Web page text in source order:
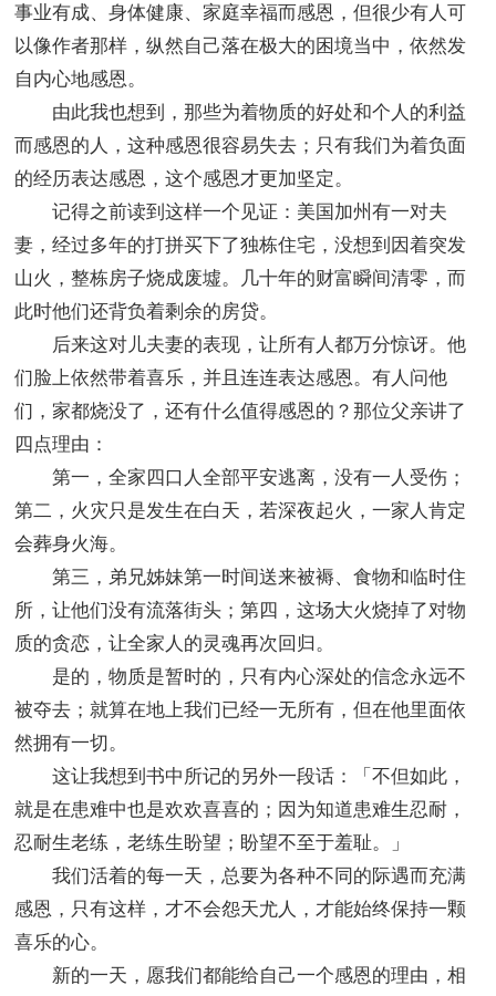
事业有成、身体健康、家庭幸福而感恩，但很少有人可
以像作者那样，纵然自己落在极大的困境当中，依然发
自内心地感恩。
由此我也想到，那些为着物质的好处和个人的利益
而感恩的人，这种感恩很容易失去；只有我们为着负面
的经历表达感恩，这个感恩才更加坚定。
记得之前读到这样一个见证：美国加州有一对夫
妻，经过多年的打拼买下了独栋住宅，没想到因着突发
山火，整栋房子烧成废墟。几十年的财富瞬间清零，而
此时他们还背负着剩余的房贷。
后来这对儿夫妻的表现，让所有人都万分惊讶。他
们脸上依然带着喜乐，并且连连表达感恩。有人问他
们，家都烧没了，还有什么值得感恩的？那位父亲讲了
四点理由：
第一，全家四口人全部平安逃离，没有一人受伤；
第二，火灾只是发生在白天，若深夜起火，一家人肯定
会葬身火海。
第三，弟兄姊妹第一时间送来被褥、食物和临时住
所，让他们没有流落街头；第四，这场大火烧掉了对物
质的贪恋，让全家人的灵魂再次回归。
是的，物质是暂时的，只有内心深处的信念永远不
被夺去；就算在地上我们已经一无所有，但在他里面依
然拥有一切。
这让我想到书中所记的另外一段话：「不但如此，
就是在患难中也是欢欢喜喜的；因为知道患难生忍耐，
忍耐生老练，老练生盼望；盼望不至于羞耻。」
我们活着的每一天，总要为各种不同的际遇而充满
感恩，只有这样，才不会怨天尤人，才能始终保持一颗
喜乐的心。
新的一天，愿我们都能给自己一个感恩的理由，相